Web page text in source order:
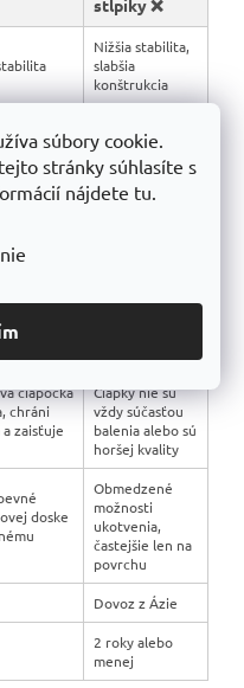
súbory cookie.
stránky súhlasíte s
nájdete tu.
Nižšia stabilita,
slabšia
konštrukcia
návod je
montáž,
častejšie bez
návodu
RAL
čiapočka
chráni
zaisťuje
Čiapky nie sú
vždy súčasťou
balenia alebo sú
horšej kvality
doske
Obmedzené
možnosti
ukotvenia,
častejšie len na
povrchu
Dovoz z Ázie
2 roky alebo
menej